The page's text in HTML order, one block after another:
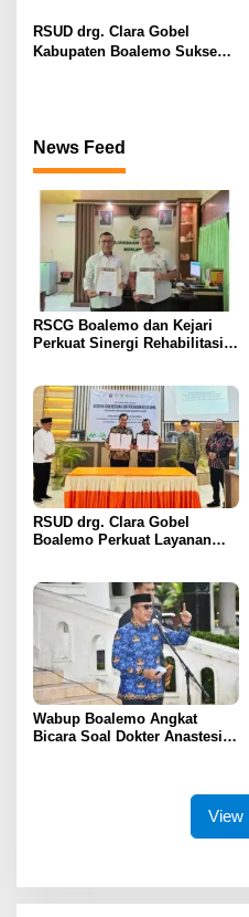
Tetap Optimal
RSUD drg. Clara Gobel
Kabupaten Boalemo Sukses
News Feed
RSCG Boalemo dan Kejari
Perkuat Sinergi Rehabilitasi
Restoratif
RSUD drg. Clara Gobel
Boalemo Perkuat Layanan
Tingkatkan Akses Layanan
Spesialistik
Wabup Boalemo Angkat
Bicara Soal Dokter Anastesi
View